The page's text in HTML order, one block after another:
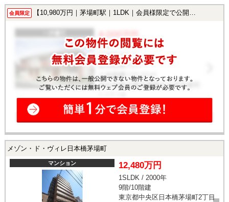
会員限定 【10,980万円｜茅場町駅｜1LDK｜会員様限定で公開中！】
メゾン・ド・ヴィレ日本橋茅場町
マンション 12,480万円
1SLDK / 2000年
9階/10階建
東京都中央区日本橋茅場町2丁目